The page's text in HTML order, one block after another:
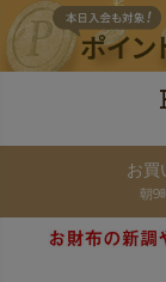
お買
朝9